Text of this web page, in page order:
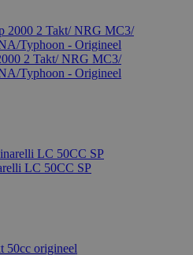
2 Takt/ NRG MC3/
Typhoon - Origineel
LC 50CC SP